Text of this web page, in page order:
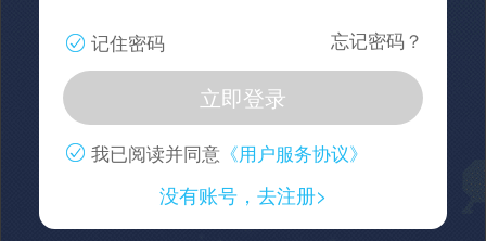
记住密码 忘记密码？
我已阅读并同意 《用户服务协议》
没有账号，去注册>